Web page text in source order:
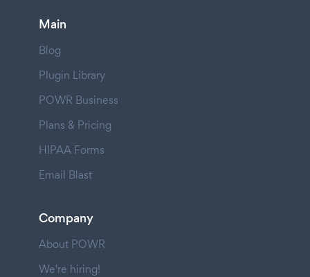
Main
Blog
Plugin Library
POWR Business
Plans & Pricing
HIPAA Forms
Email Blast
Company
About POWR
We're hiring!